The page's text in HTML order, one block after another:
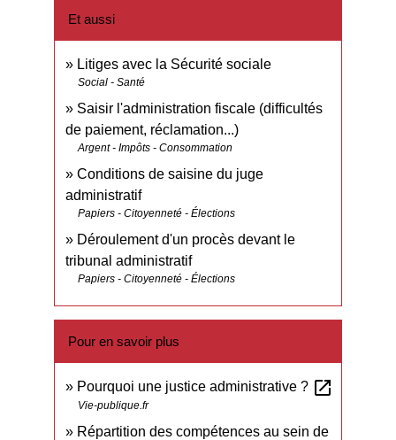
Et aussi
Litiges avec la Sécurité sociale
Social - Santé
Saisir l'administration fiscale (difficultés
de paiement, réclamation...)
Argent - Impôts - Consommation
Conditions de saisine du juge
administratif
Papiers - Citoyenneté - Élections
Déroulement d'un procès devant le
tribunal administratif
Papiers - Citoyenneté - Élections
Pour en savoir plus
Pourquoi une justice administrative ? open_in_new
Vie-publique.fr
Répartition des compétences au sein de